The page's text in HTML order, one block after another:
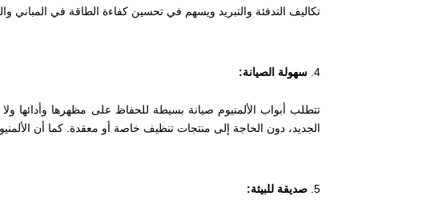
تكاليف التدفئة والتبريد ويسهم في تحسين كفاءة الطاقة في المباني
سهولة الصيانة:
تتطلب أبواب الألمنيوم صيانة بسيطة للحفاظ على مظهرها وأدائها
الجديد، دون الحاجة إلى منتجات تنظيف خاصة أو معقدة. كما أن
صديقة للبيئة: